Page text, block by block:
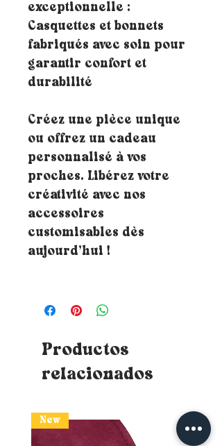
exceptionnelle :
Casquettes et bonnets
fabriqués avec soin pour
garantir confort et
durabilité
Créez une pièce unique
ou offrez un cadeau
personnalisé à vos
proches. Libérez votre
créativité avec nos
accessoires
customisables dès
aujourd’hui !
Productos
relacionados
New New